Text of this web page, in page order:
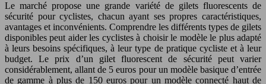
Le marché propose une grande variété de gilets fluorescents de
sécurité pour cyclistes, chacun ayant ses propres caractéristiques,
avantages et inconvénients. Comprendre les différents types de gilets
disponibles peut aider les cyclistes à choisir le modèle le plus adapté
à leurs besoins spécifiques, à leur type de pratique cycliste et à leur
budget. Le prix d’un gilet fluorescent de sécurité peut varier
considérablement, allant de 5 euros pour un modèle basique d’entrée
de gamme à plus de 150 euros pour un modèle connecté haut de